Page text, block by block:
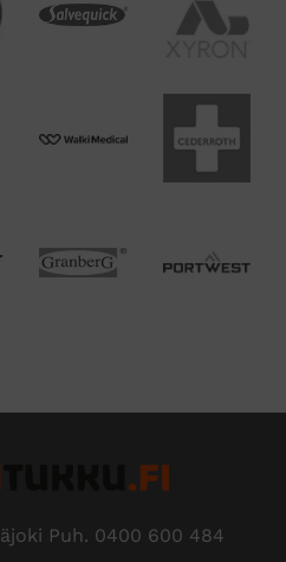
Puh. 0400 600 484